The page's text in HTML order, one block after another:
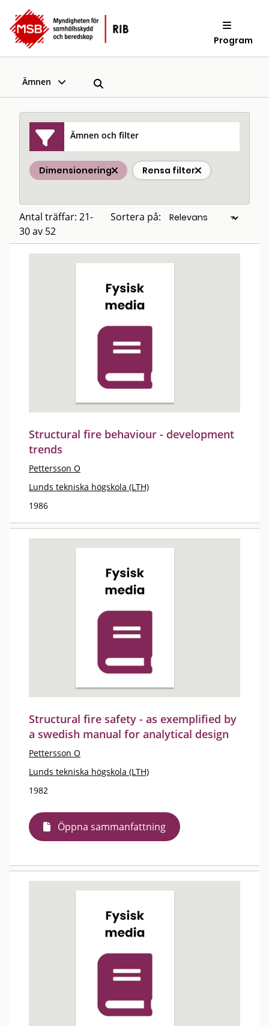
Program
Ämnen
Ämnen och filter
Dimensionering Rensa filter
Antal träffar: 21-
30 av 52
Sortera på:
Structural fire behaviour - development
trends
Pettersson O
Lunds tekniska högskola (LTH)
1986
Structural fire safety - as exemplified by
a swedish manual for analytical design
Pettersson O
Lunds tekniska högskola (LTH)
1982
Öppna sammanfattning